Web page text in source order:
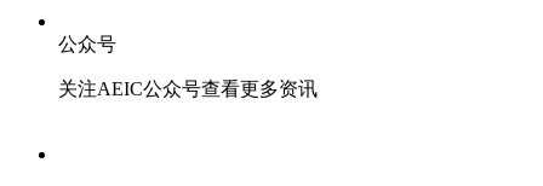
公众号
关注AEIC公众号查看更多资讯